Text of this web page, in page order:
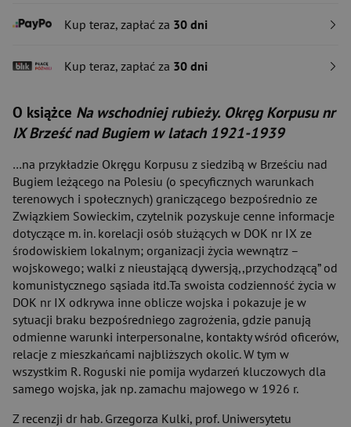
Kup teraz, zapłać za 30 dni
Kup teraz, zapłać za 30 dni
O książce Na wschodniej rubieży. Okręg Korpusu nr
IX Brześć nad Bugiem w latach 1921-1939
…na przykładzie Okręgu Korpusu z siedzibą w Brześciu nad
Bugiem leżącego na Polesiu (o specyficznych warunkach
terenowych i społecznych) graniczącego bezpośrednio ze
Związkiem Sowieckim, czytelnik pozyskuje cenne informacje
dotyczące m. in. korelacji osób służących w DOK nr IX ze
środowiskiem lokalnym; organizacji życia wewnątrz –
wojskowego; walki z nieustającą dywersją,,przychodzącą” od
komunistycznego sąsiada itd.Ta swoista codzienność życia w
DOK nr IX odkrywa inne oblicze wojska i pokazuje je w
sytuacji braku bezpośredniego zagrożenia, gdzie panują
odmienne warunki interpersonalne, kontakty wśród oficerów,
relacje z mieszkańcami najbliższych okolic. W tym w
wszystkim R. Roguski nie pomija wydarzeń kluczowych dla
samego wojska, jak np. zamachu majowego w 1926 r.
Z recenzji dr hab. Grzegorza Kulki, prof. Uniwersytetu